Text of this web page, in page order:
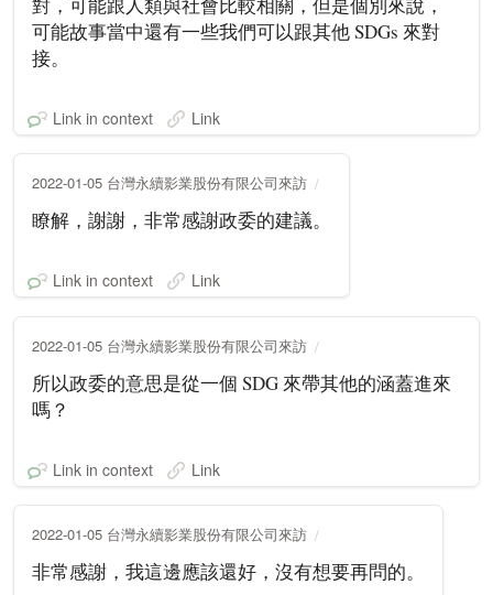
可能故事當中還有一些我們可以跟其他 SDGs 來對
接。
Link in context Link
2022-01-05 台灣永續影業股份有限公司來訪
瞭解，謝謝，非常感謝政委的建議。
Link in context Link
2022-01-05 台灣永續影業股份有限公司來訪
所以政委的意思是從一個 SDG 來帶其他的涵蓋進來
嗎？
Link in context Link
2022-01-05 台灣永續影業股份有限公司來訪
非常感謝，我這邊應該還好，沒有想要再問的。